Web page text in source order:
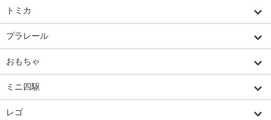
トミカ
プラレール
おもちゃ
ミニ四駆
レゴ